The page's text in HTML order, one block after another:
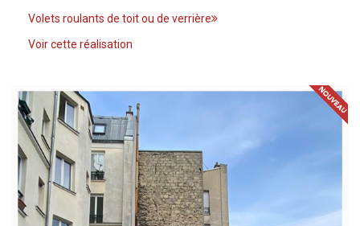
Volets roulants de toit ou de verrière
Voir cette réalisation